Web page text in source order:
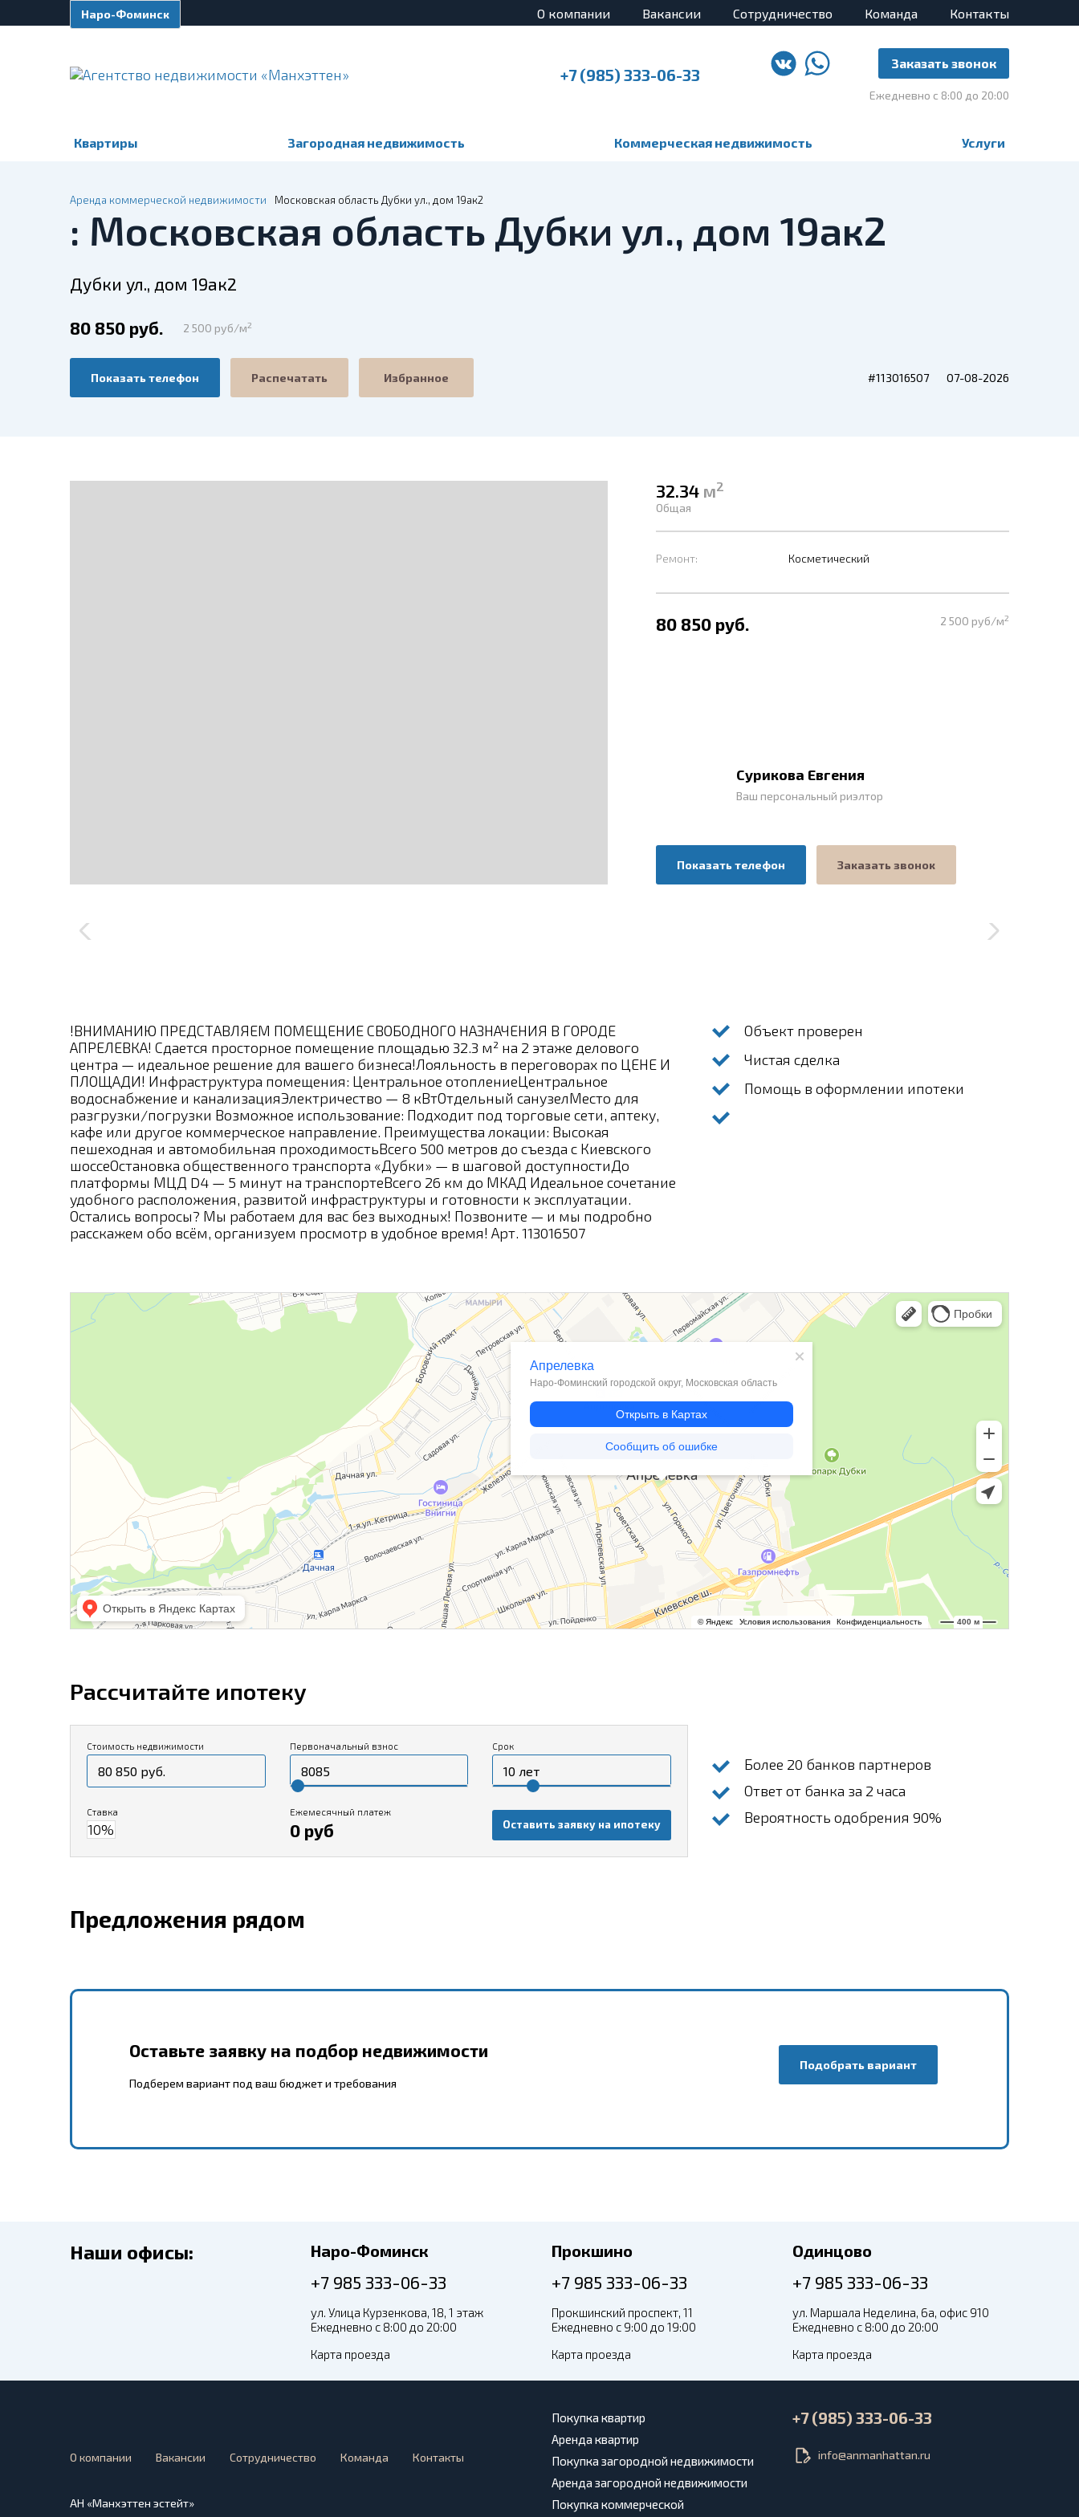
Наро-Фоминск О компании Вакансии Сотрудничество Команда Контакты
+7 (985) 333-06-33
Заказать звонок
Ежедневно с 8:00 до 20:00
Квартиры Загородная недвижимость Коммерческая недвижимость Услуги
Аренда коммерческой недвижимости Московская область Дубки ул., дом 19ак2
: Московская область Дубки ул., дом 19ак2
Дубки ул., дом 19ак2
80 850 руб. 2 500 руб/м2
Показать телефон Распечатать Избранное #113016507 07-08-2026
32.34 м2
Общая
Ремонт: Косметический
80 850 руб. 2 500 руб/м2
Сурикова Евгения
Ваш персональный риэлтор
Показать телефон Заказать звонок
!ВНИМАНИЮ ПРЕДСТАВЛЯЕМ ПОМЕЩЕНИЕ СВОБОДНОГО НАЗНАЧЕНИЯ В ГОРОДЕ
АПРЕЛЕВКА! Сдается просторное помещение площадью 32.3 м² на 2 этаже делового
центра — идеальное решение для вашего бизнеса!Лояльность в переговорах по ЦЕНЕ И
ПЛОЩАДИ! Инфраструктура помещения: Центральное отоплениеЦентральное
водоснабжение и канализацияЭлектричество — 8 кВтОтдельный санузелМесто для
разгрузки/погрузки Возможное использование: Подходит под торговые сети, аптеку,
кафе или другое коммерческое направление. Преимущества локации: Высокая
пешеходная и автомобильная проходимостьВсего 500 метров до съезда с Киевского
шоссеОстановка общественного транспорта «Дубки» — в шаговой доступностиДо
платформы МЦД D4 — 5 минут на транспортеВсего 26 км до МКАД Идеальное сочетание
удобного расположения, развитой инфраструктуры и готовности к эксплуатации.
Остались вопросы? Мы работаем для вас без выходных! Позвоните — и мы подробно
расскажем обо всём, организуем просмотр в удобное время! Арт. 113016507
Объект проверен
Чистая сделка
Помощь в оформлении ипотеки
Рассчитайте ипотеку
Стоимость недвижимости Первоначальный взнос Срок
Ставка Ежемесячный платеж
0 руб Оставить заявку на ипотеку
Более 20 банков партнеров
Ответ от банка за 2 часа
Вероятность одобрения 90%
Предложения рядом
Оставьте заявку на подбор недвижимости
Подберем вариант под ваш бюджет и требования
Подобрать вариант
Наши офисы: Наро-Фоминск
+7 985 333-06-33
ул. Улица Курзенкова, 18, 1 этаж
Ежедневно с 8:00 до 20:00
Карта проезда
Прокшино
+7 985 333-06-33
Прокшинский проспект, 11
Ежедневно с 9:00 до 19:00
Карта проезда
Одинцово
+7 985 333-06-33
ул. Маршала Неделина, 6а, офис 910
Ежедневно с 8:00 до 20:00
Карта проезда
О компании Вакансии Сотрудничество Команда Контакты
АН «Манхэттен эстейт»
Покупка квартир
Аренда квартир
Покупка загородной недвижимости
Аренда загородной недвижимости
Покупка коммерческой
+7 (985) 333-06-33
info@anmanhattan.ru